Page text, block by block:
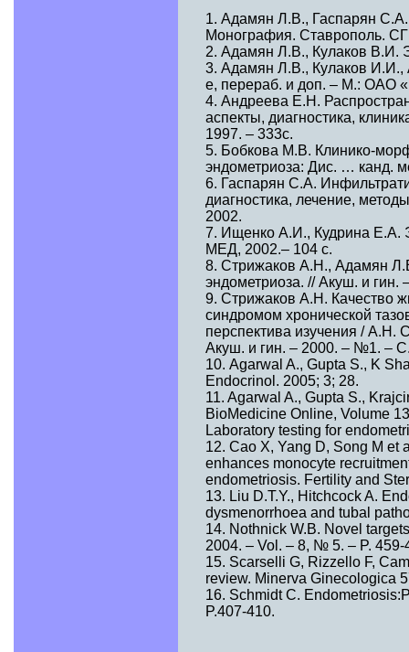
1. Адамян Л.В., Гаспарян
Монография. Ставрополь.
2. Адамян Л.В., Кулаков В.И.
3. Адамян Л.В., Кулаков И.И.,
е, перераб. и доп. – М.: ОАО
4. Андреева Е.Н.
аспекты, диагностика,
1997. – 333с.
5. Бобкова М.В. Клинико-
эндометриоза: Дис. … канд.
6. Гаспарян С.А.
диагностика, лечение,
2002.
7. Ищенко А.И., Кудрина Е.А.
МЕД, 2002.– 104 с.
8. Стрижаков А.Н., Адамян
эндометриоза. // Акуш. и
9. Стрижаков А.Н. Качество
синдромом хронической
перспектива изучения / А.Н.
Акуш. и гин. – 2000. – №1. –
10. Agarwal A., Gupta S., K
Endocrinol. 2005; 3; 28.
11. Agarwal A., Gupta S.,
BioMedicine Online, Volume
Laboratory testing for
12. Cao X, Yang D, Song M et
enhances monocyte
endometriosis. Fertility and
13. Liu D.T.Y., Hitchcock A.
dysmenorrhoea and tubal
14. Nothnick W.B. Novel
2004. – Vol. – 8, № 5. – P. 459-
15. Scarselli G, Rizzello F,
review. Minerva Ginecologica
16. Schmidt C.
P.407-410.